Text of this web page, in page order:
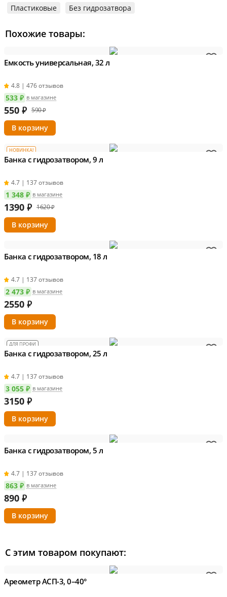
Пластиковые Без гидрозатвора
Похожие товары:
Емкость универсальная, 32 л
4.8 | 476 отзывов
533 ₽ в магазине
550 ₽ 590 ₽
НОВИНКА!
Банка с гидрозатвором, 9 л
4.7 | 137 отзывов
1 348 ₽ в магазине
1390 ₽ 1620 ₽
Банка с гидрозатвором, 18 л
4.7 | 137 отзывов
2 473 ₽ в магазине
2550 ₽
ДЛЯ ПРОФИ
Банка с гидрозатвором, 25 л
4.7 | 137 отзывов
3 055 ₽ в магазине
3150 ₽
Банка с гидрозатвором, 5 л
4.7 | 137 отзывов
863 ₽ в магазине
890 ₽
С этим товаром покупают:
Ареометр АСП-3, 0–40°